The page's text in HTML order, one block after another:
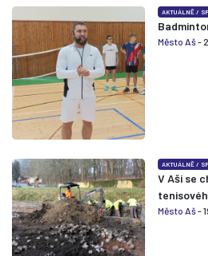
AKTUÁLNĚ /
Město Aš-
AKTUÁLNĚ /
V Aši se
Město Aš-